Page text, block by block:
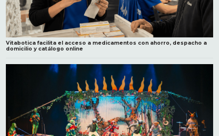
Vitabotica facilita el acceso a medicamentos con ahorro, despacho a
domicilio y catálogo online